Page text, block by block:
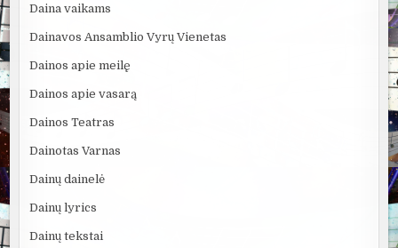
Daina vaikams
Dainavos Ansamblio Vyrų Vienetas
Dainos apie meilę
Dainos apie vasarą
Dainos Teatras
Dainotas Varnas
Dainų dainelė
Dainų lyrics
Dainų tekstai